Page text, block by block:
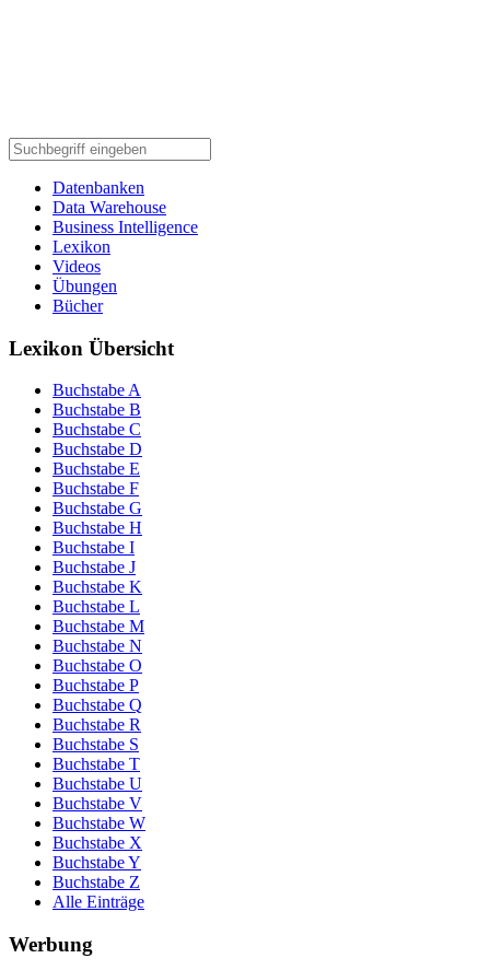
Datenbanken
Data Warehouse
Business Intelligence
Lexikon
Videos
Übungen
Bücher
Lexikon Übersicht
Buchstabe A
Buchstabe B
Buchstabe C
Buchstabe D
Buchstabe E
Buchstabe F
Buchstabe G
Buchstabe H
Buchstabe I
Buchstabe J
Buchstabe K
Buchstabe L
Buchstabe M
Buchstabe N
Buchstabe O
Buchstabe P
Buchstabe Q
Buchstabe R
Buchstabe S
Buchstabe T
Buchstabe U
Buchstabe V
Buchstabe W
Buchstabe X
Buchstabe Y
Buchstabe Z
Alle Einträge
Werbung